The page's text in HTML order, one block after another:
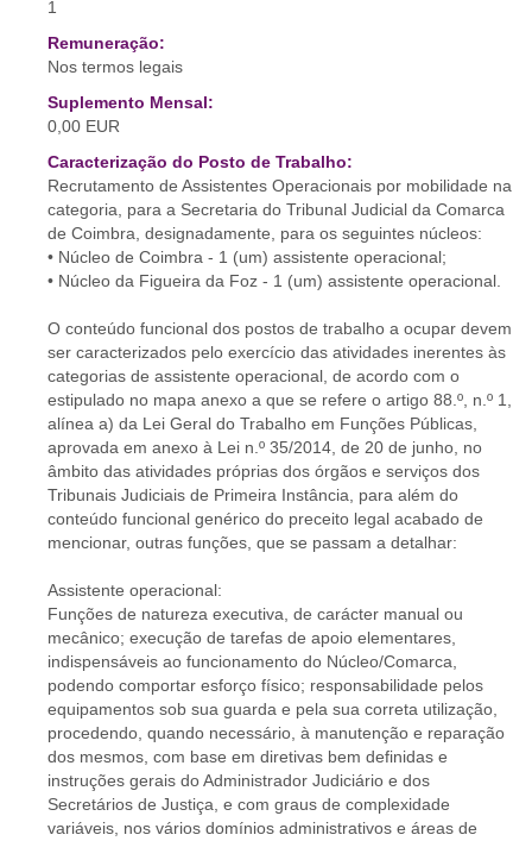
1
Remuneração:
Nos termos legais
Suplemento Mensal:
0,00 EUR
Caracterização do Posto de Trabalho:
Recrutamento de Assistentes Operacionais por mobilidade na
categoria, para a Secretaria do Tribunal Judicial da Comarca
de Coimbra, designadamente, para os seguintes núcleos:
• Núcleo de Coimbra - 1 (um) assistente operacional;
• Núcleo da Figueira da Foz - 1 (um) assistente operacional.
O conteúdo funcional dos postos de trabalho a ocupar devem
ser caracterizados pelo exercício das atividades inerentes às
categorias de assistente operacional, de acordo com o
estipulado no mapa anexo a que se refere o artigo 88.º, n.º 1,
alínea a) da Lei Geral do Trabalho em Funções Públicas,
aprovada em anexo à Lei n.º 35/2014, de 20 de junho, no
âmbito das atividades próprias dos órgãos e serviços dos
Tribunais Judiciais de Primeira Instância, para além do
conteúdo funcional genérico do preceito legal acabado de
mencionar, outras funções, que se passam a detalhar:
Assistente operacional:
Funções de natureza executiva, de carácter manual ou
mecânico; execução de tarefas de apoio elementares,
indispensáveis ao funcionamento do Núcleo/Comarca,
podendo comportar esforço físico; responsabilidade pelos
equipamentos sob sua guarda e pela sua correta utilização,
procedendo, quando necessário, à manutenção e reparação
dos mesmos, com base em diretivas bem definidas e
instruções gerais do Administrador Judiciário e dos
Secretários de Justiça, e com graus de complexidade
variáveis, nos vários domínios administrativos e áreas de